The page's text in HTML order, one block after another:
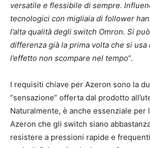
versatile e flessibile di sempre.
tecnologici con migliaia di follower
l’alta qualità degli switch Omron. Si
differenza già la prima volta che si usa
l’effetto non scompare nel tempo“.
I requisiti chiave per Azeron sono la
“sensazione” offerta dal prodotto
Naturalmente, è anche essenziale per
Azeron che gli switch siano
resistere a pressioni rapide e